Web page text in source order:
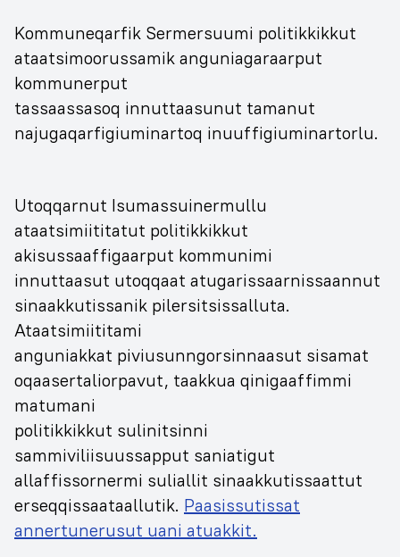
Kommuneqarfik Sermersuumi politikkikkut
ataatsimoorussamik anguniagaraarput
kommunerput
tassaassasoq innuttaasunut tamanut
najugaqarfigiuminartoq inuuffigiuminartorlu.
Utoqqarnut Isumassuinermullu
ataatsimiititatut politikkikkut
akisussaaffigaarput kommunimi
innuttaasut utoqqaat atugarissaarnissaannut
sinaakkutissanik pilersitsissalluta.
Ataatsimiititami
anguniakkat piviusunngorsinnaasut sisamat
oqaasertaliorpavut, taakkua qinigaaffimmi
matumani
politikkikkut sulinitsinni
sammiviliisuussapput saniatigut
allaffissornermi suliallit sinaakkutissaattut
erseqqissaataallutik. Paasissutissat
annertunerusut uani atuakkit.